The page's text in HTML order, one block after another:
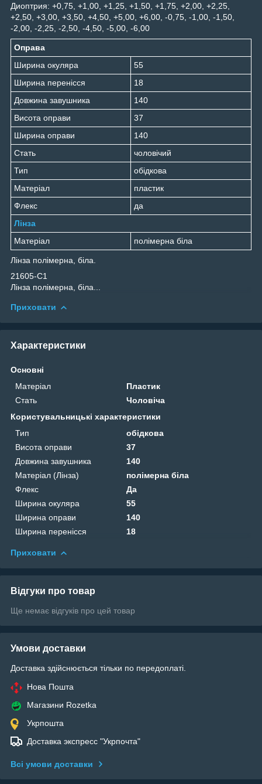
Диоптрия: +0,75, +1,00, +1,25, +1,50, +1,75, +2,00, +2,25,
+2,50, +3,00, +3,50, +4,50, +5,00, +6,00, -0,75, -1,00, -1,50,
-2,00, -2,25, -2,50, -4,50, -5,00, -6,00
Оправа
Ширина окуляра
55
Ширина перенісся
18
Довжина завушника
140
Висота оправи
37
Ширина оправи
140
Стать
чоловічий
Тип
обідкова
Матеріал
пластик
Флекс
да
Лінза
Матеріал
полімерна біла
Лінза полімерна, біла.
21605-C1
Лінза полімерна, біла...
Приховати
Характеристики
Основні
Матеріал
Пластик
Стать
Чоловіча
Користувальницькі характеристики
Тип
обідкова
Висота оправи
37
Довжина завушника
140
Матеріал (Лінза)
полімерна біла
Флекс
Да
Ширина окуляра
55
Ширина оправи
140
Ширина перенісся
18
Приховати
Відгуки про товар
Ще немає відгуків про цей товар
Умови доставки
Доставка здійснюється тільки по передоплаті.
Нова Пошта
Магазини Rozetka
Укрпошта
Доставка экспресс "Укрпочта"
Всі умови доставки